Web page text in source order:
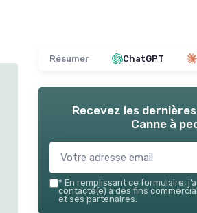
Résumer ChatGPT
Recevez les
Canne à
* En remplissant ce formulaire,
contacté(e) à des fins
et ses partenaires.